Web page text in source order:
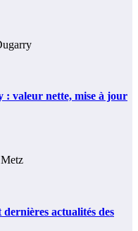
: valeur nette, mise à jour
actualités des